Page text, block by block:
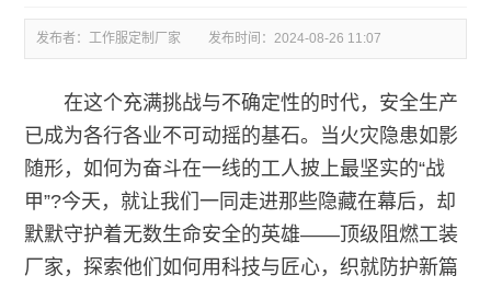
发布者：工作服定制厂家 发布时间：2024-08-26 11:07
在这个充满挑战与不确定性的时代，安全生产
已成为各行各业不可动摇的基石。当火灾隐患如影
随形，如何为奋斗在一线的工人披上最坚实的“战
甲”?今天，就让我们一同走进那些隐藏在幕后，却
默默守护着无数生命安全的英雄——顶级阻燃工装
厂家，探索他们如何用科技与匠心，织就防护新篇